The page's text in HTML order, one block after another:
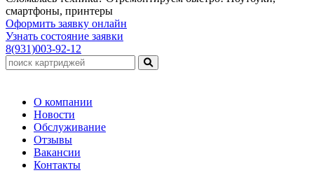
смартфоны, принтеры
Оформить заявку онлайн
Узнать состояние заявки
8(931)003-92-12
О компании
Новости
Обслуживание
Отзывы
Вакансии
Контакты